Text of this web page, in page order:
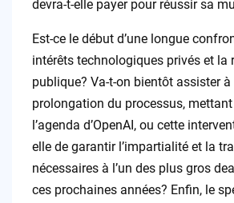
devra-t-elle payer pour réussir sa
Est-ce le début d’une longue
intérêts technologiques privés et la
publique? Va-t-on bientôt assister à
prolongation du processus, mettant
l’agenda d’OpenAI, ou cette
elle de garantir l’impartialité et la
nécessaires à l’un des plus gros
ces prochaines années? Enfin, le